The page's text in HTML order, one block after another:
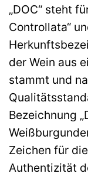
„DOC“ steht
Controllata“
der Wein aus
stammt und
Bezeichnung
Zeichen für
Authentizität